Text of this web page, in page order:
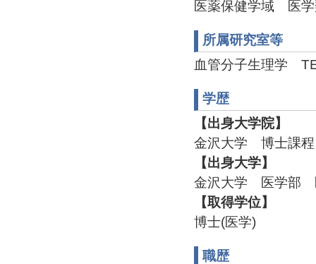
医薬保健学域 医
所属研究室等
血管分子生理学
学歴
【出身大学院】
金沢大学 博士課
【出身大学】
金沢大学 医学部
【取得学位】
博士(医学)
職歴